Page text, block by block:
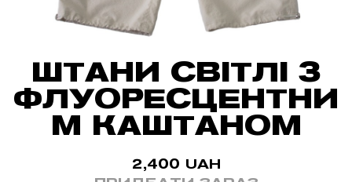
ШТАНИ СВІТЛІ З
ФЛУОРЕСЦЕНТНИ
М КАШТАНОМ
2,400 UAH